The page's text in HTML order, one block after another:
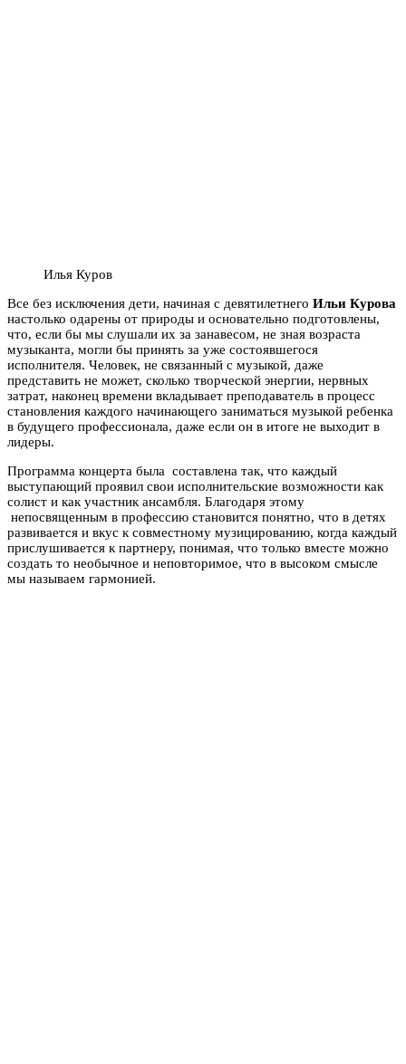
Илья Куров
Все без исключения дети, начиная с девятилетнего Ильи Курова
настолько одарены от природы и основательно подготовлены,
что, если бы мы слушали их за занавесом, не зная возраста
музыканта, могли бы принять за уже состоявшегося
исполнителя. Человек, не связанный с музыкой, даже
представить не может, сколько творческой энергии, нервных
затрат, наконец времени вкладывает преподаватель в процесс
становления каждого начинающего заниматься музыкой ребенка
в будущего профессионала, даже если он в итоге не выходит в
лидеры.
Программа концерта была составлена так, что каждый
выступающий проявил свои исполнительские возможности как
солист и как участник ансамбля. Благодаря этому
непосвященным в профессию становится понятно, что в детях
развивается и вкус к совместному музицированию, когда каждый
прислушивается к партнеру, понимая, что только вместе можно
создать то необычное и неповторимое, что в высоком смысле
мы называем гармонией.